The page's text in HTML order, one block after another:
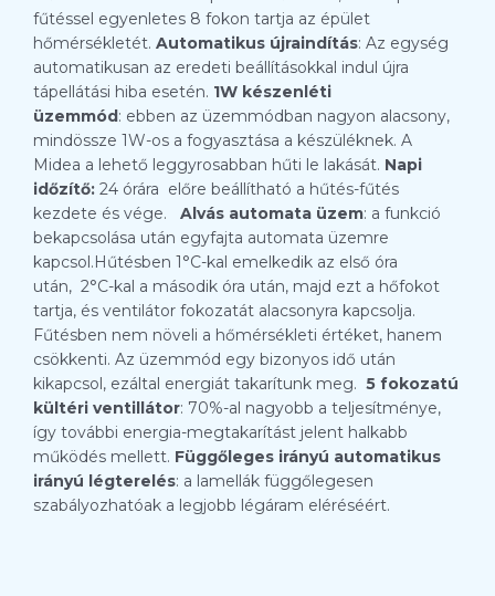
fűtéssel egyenletes 8 fokon tartja az épület
hőmérsékletét. Automatikus újraindítás: Az egység
automatikusan az eredeti beállításokkal indul újra
tápellátási hiba esetén. 1W készenléti
üzemmód: ebben az üzemmódban nagyon alacsony,
mindössze 1W-os a fogyasztása a készüléknek. A
Midea a lehető leggyrosabban hűti le lakását. Napi
időzítő: 24 órára előre beállítható a hűtés-fűtés
kezdete és vége. Alvás automata üzem: a funkció
bekapcsolása után egyfajta automata üzemre
kapcsol.Hűtésben 1°C-kal emelkedik az első óra
után, 2°C-kal a második óra után, majd ezt a hőfokot
tartja, és ventilátor fokozatát alacsonyra kapcsolja.
Fűtésben nem növeli a hőmérsékleti értéket, hanem
csökkenti. Az üzemmód egy bizonyos idő után
kikapcsol, ezáltal energiát takarítunk meg. 5 fokozatú
kültéri ventillátor: 70%-al nagyobb a teljesítménye,
így további energia-megtakarítást jelent halkabb
működés mellett. Függőleges irányú automatikus
irányú légterelés: a lamellák függőlegesen
szabályozhatóak a legjobb légáram eléréséért.